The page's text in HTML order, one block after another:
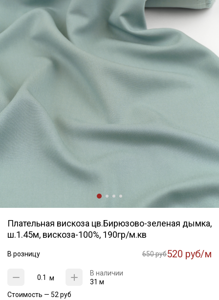
Плательная вискоза цв.Бирюзово-зеленая дымка,
ш.1.45м, вискоза-100%, 190гр/м.кв
В розницу 650 руб520 руб/м
м
В наличии
31 м
Стоимость — 52 руб